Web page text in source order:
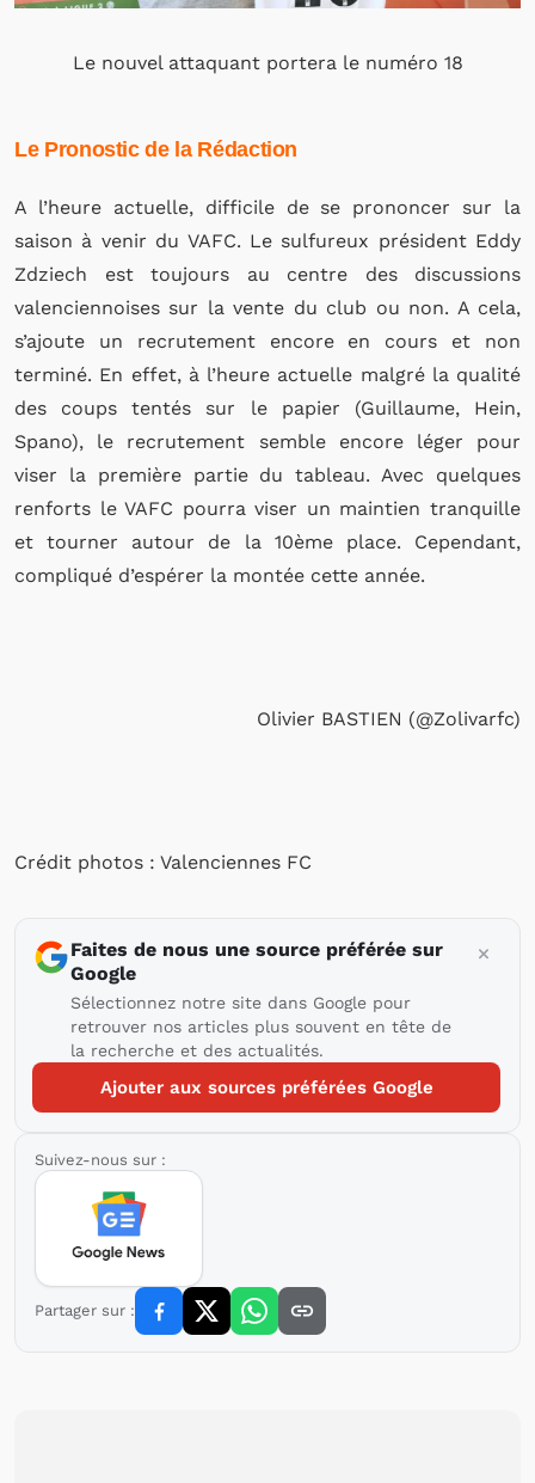
Le nouvel attaquant portera le numéro 18
Le Pronostic de la Rédaction
A l’heure actuelle, difficile de se prononcer sur la
saison à venir du VAFC. Le sulfureux président Eddy
Zdziech est toujours au centre des discussions
valenciennoises sur la vente du club ou non. A cela,
s’ajoute un recrutement encore en cours et non
terminé. En effet, à l’heure actuelle malgré la qualité
des coups tentés sur le papier (Guillaume, Hein,
Spano), le recrutement semble encore léger pour
viser la première partie du tableau. Avec quelques
renforts le VAFC pourra viser un maintien tranquille
et tourner autour de la 10ème place. Cependant,
compliqué d’espérer la montée cette année.
Olivier BASTIEN (@Zolivarfc)
Crédit photos : Valenciennes FC
Faites de nous une source préférée sur
Google
Sélectionnez notre site dans Google pour
retrouver nos articles plus souvent en tête de
la recherche et des actualités.
Ajouter aux sources préférées Google
Suivez-nous sur :
Partager sur :